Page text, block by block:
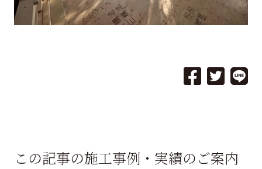
この記事の施工事例・実績のご案内